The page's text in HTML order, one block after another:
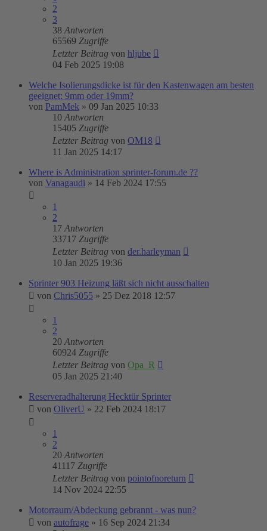
2
3
38 Antworten
65569 Zugriffe
Letzter Beitrag von hljube
04 Feb 2025 19:08
Welche Isolierungsdicke ist für den Kastenwagen am besten
geeignet: 9mm oder 19mm?
von PamMek » 09 Jan 2025 10:33
10 Antworten
15405 Zugriffe
Letzter Beitrag von OM18
11 Jan 2025 14:17
Where is Administration sprinter-forum.de ??
von Vanagaudi » 14 Feb 2024 17:55
1
2
17 Antworten
33717 Zugriffe
Letzter Beitrag von der.harleyman
10 Jan 2025 19:36
Sprinter 903 Heizung läßt sich nicht ausschalten
von Chris5055 » 25 Dez 2018 12:57
1
2
20 Antworten
60924 Zugriffe
Letzter Beitrag von Opa_R
05 Jan 2025 21:40
Reserveradhalterung Hecktür Sprinter
von OliverU » 22 Feb 2024 18:17
1
2
20 Antworten
41117 Zugriffe
Letzter Beitrag von pointofnoreturn
14 Nov 2024 22:55
Motorraum/Abdeckung gebrannt - was nun?
von autofrage » 16 Sep 2024 21:34